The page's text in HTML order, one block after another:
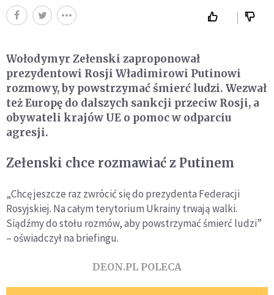
Wołodymyr Zełenski zaproponował
prezydentowi Rosji Władimirowi Putinowi
rozmowy, by powstrzymać śmierć ludzi. Wezwał
też Europę do dalszych sankcji przeciw Rosji, a
obywateli krajów UE o pomoc w odparciu
agresji.
Zełenski chce rozmawiać z Putinem
„Chcę jeszcze raz zwrócić się do prezydenta Federacji
Rosyjskiej. Na całym terytorium Ukrainy trwają walki.
Siądźmy do stołu rozmów, aby powstrzymać śmierć ludzi”
– oświadczył na briefingu.
DEON.PL POLECA